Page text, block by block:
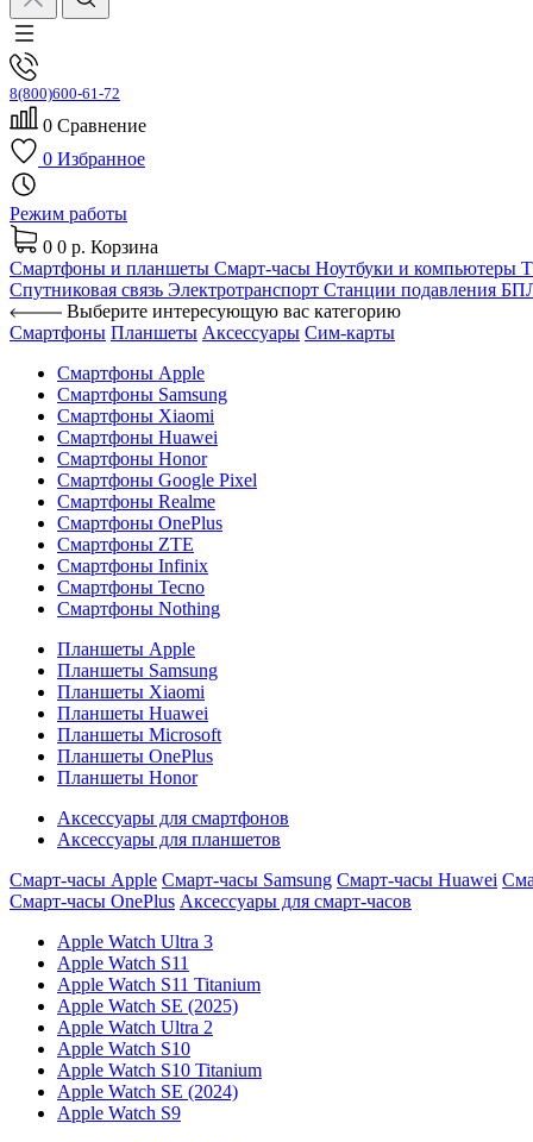
8(800)600-61-72
0 Сравнение
0 Избранное
Режим работы
0 0 р. Корзина
Смартфоны и планшеты Смарт-часы Ноутбуки и компьютеры
Спутниковая связь Электротранспорт Станции подавления
Выберите интересующую вас категорию
Смартфоны Планшеты Аксессуары Сим-карты
Смартфоны Apple
Смартфоны Samsung
Смартфоны Xiaomi
Смартфоны Huawei
Смартфоны Honor
Смартфоны Google Pixel
Смартфоны Realme
Смартфоны OnePlus
Смартфоны ZTE
Смартфоны Infinix
Смартфоны Tecno
Смартфоны Nothing
Планшеты Apple
Планшеты Samsung
Планшеты Xiaomi
Планшеты Huawei
Планшеты Microsoft
Планшеты OnePlus
Планшеты Honor
Аксессуары для смартфонов
Аксессуары для планшетов
Смарт-часы Apple Смарт-часы Samsung Смарт-часы Huawei
Смарт-часы OnePlus Аксессуары для смарт-часов
Apple Watch Ultra 3
Apple Watch S11
Apple Watch S11 Titanium
Apple Watch SE (2025)
Apple Watch Ultra 2
Apple Watch S10
Apple Watch S10 Titanium
Apple Watch SE (2024)
Apple Watch S9